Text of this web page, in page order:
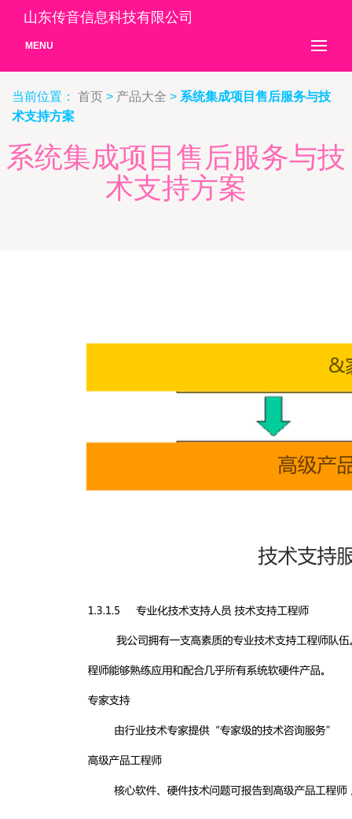
山东传音信息科技有限公司
MENU
当前位置： 首页 > 产品大全 > 系统集成项目售后服务与技
术支持方案
系统集成项目售后服务与技
术支持方案